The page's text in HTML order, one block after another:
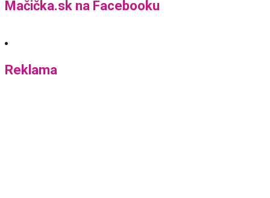
Mačička.sk na Facebooku
Reklama